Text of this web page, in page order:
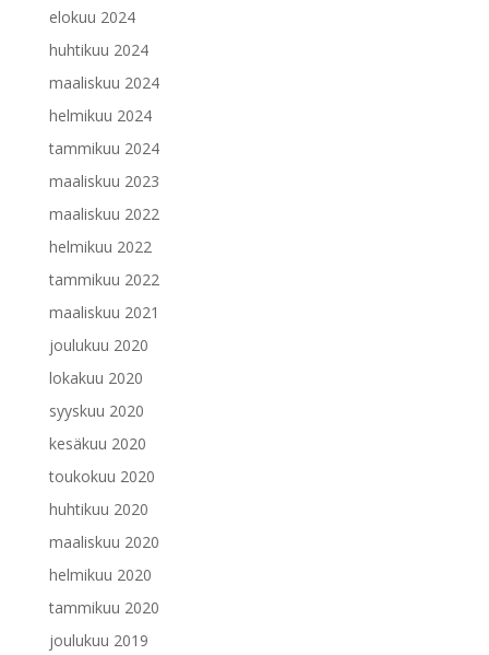
elokuu 2024
huhtikuu 2024
maaliskuu 2024
helmikuu 2024
tammikuu 2024
maaliskuu 2023
maaliskuu 2022
helmikuu 2022
tammikuu 2022
maaliskuu 2021
joulukuu 2020
lokakuu 2020
syyskuu 2020
kesäkuu 2020
toukokuu 2020
huhtikuu 2020
maaliskuu 2020
helmikuu 2020
tammikuu 2020
joulukuu 2019